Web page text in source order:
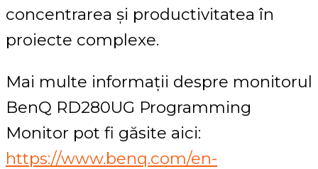
concentrarea și productivitatea în
proiecte complexe.
Mai multe informații despre monitorul
BenQ RD280UG Programming
Monitor pot fi găsite aici:
https://www.benq.com/en-